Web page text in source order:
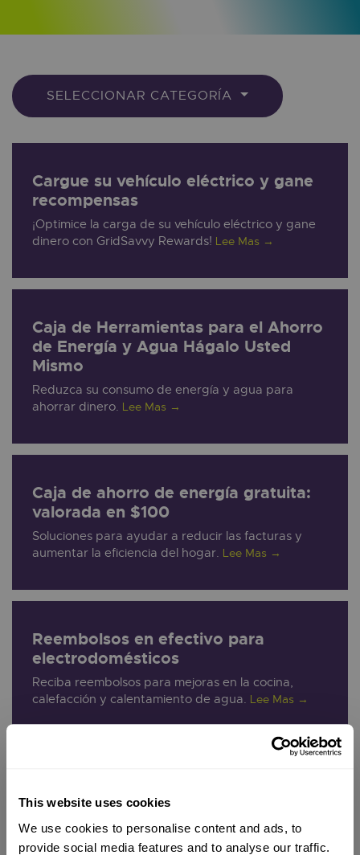
This website uses cookies
We use cookies to personalise content and ads, to
provide social media features and to analyse our traffic.
SELECCIONAR CATEGORÍA
Cargue su vehículo eléctrico y gane
recompensas
¡Optimice la carga de su vehículo eléctrico y gane
dinero con GridSavvy Rewards! Lee Mas →
Caja de Herramientas para el Ahorro
de Energía y Agua Hágalo Usted
Mismo
Reduzca su consumo de energía y agua para
ahorrar dinero. Lee Mas →
Caja de ahorro de energía gratuita:
valorada en $100
Soluciones para ayudar a reducir las facturas y
aumentar la eficiencia del hogar. Lee Mas →
Reembolsos en efectivo para
electrodomésticos
Reciba reembolsos para mejoras en la cocina,
calefacción y calentamiento de agua. Lee Mas →
termostato inteligente gratis con instalación en el
hogar, sin costo para los clientes de CARE y FERA.
Lee Mas→